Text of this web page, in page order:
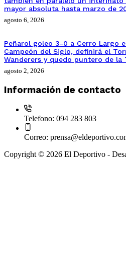
mayor absoluta hasta marzo de
agosto 6, 2026
Peñarol goleo 3-0 a Cerro Largo
Campeón del Siglo, definirá el
Wanderers y quedo puntero de la
agosto 2, 2026
Información de contacto
Telefono: 094 283 803
Correo:
Copyright © 2026 El Deportivo -